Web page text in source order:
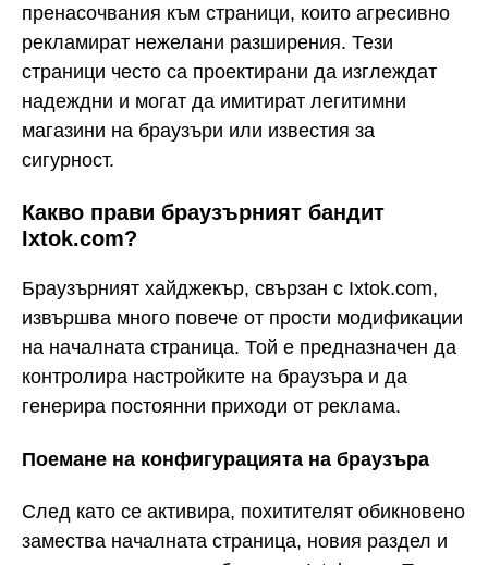
пренасочвания към страници, които агресивно
рекламират нежелани разширения. Тези
страници често са проектирани да изглеждат
надеждни и могат да имитират легитимни
магазини на браузъри или известия за
сигурност.
Какво прави браузърният бандит
Ixtok.com?
Браузърният хайджекър, свързан с Ixtok.com,
извършва много повече от прости модификации
на началната страница. Той е предназначен да
контролира настройките на браузъра и да
генерира постоянни приходи от реклама.
Поемане на конфигурацията на браузъра
След като се активира, похитителят обикновено
замества началната страница, новия раздел и